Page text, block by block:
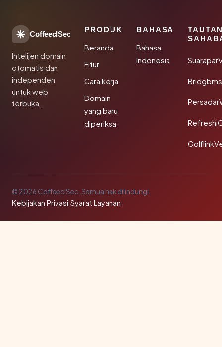
CoffeeclSec
Intelijen domain
otomatis dan
independen
untuk web
terbuka.
PRODUK
Beranda
Fitur
Cara kerja
Domain
yang baru
diperiksa
BAHASA
Bahasa
Indonesia
© 2026 CoffeeclSec. Semua hak dilindungi.
Kebijakan Privasi·Syarat Layanan